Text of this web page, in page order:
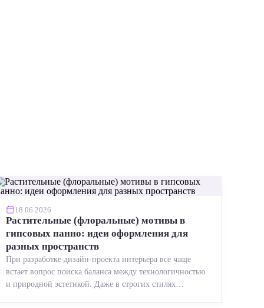
18.06.2026
Растительные (флоральные) мотивы в
гипсовых панно: идеи оформления для
разных пространств
При разработке дизайн-проекта интерьера все чаще
встает вопрос поиска баланса между технологичностью
и природной эстетикой. Даже в строгих стилях